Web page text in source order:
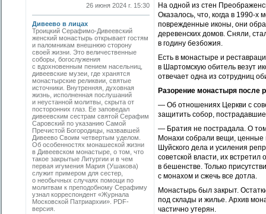
26 июня 2024 г. 15:30
Дивеево в лицах
Троицкий Серафимо-Дивеевский
женский монастырь открывает гостям
и паломникам внешнюю сторону
своей жизни. Это величественные
соборы, богослужения
с вдохновенным пением насельниц,
дивеевские музеи, где хранятся
монастырские реликвии, святые
источники. Внутренняя, духовная
жизнь, исполненная послушаний
и неустанной молитвы, скрыта от
посторонних глаз. Ее заповедал
дивеевским сестрам святой Серафим
Саровский по указанию Самой
Пречистой Богородицы, назвавшей
Дивеево Своим четвертым уделом.
Об особенностях монашеской жизни
в Дивеевском монастыре, о том, что
такое закрытые Литургии и в чем
первая игумения Мария (Ушакова)
служит примером для сестер,
о необычных случаях помощи по
молитвам к преподобному Серафиму
узнал корреспондент «Журнала
Московской Патриархии». PDF-
версия.
На одной из стен
Оказалось, что, когда в 1990-
поврежденные иконы, они
деревенских домов. Сняли,
в годину безбожия.
Есть в монастыре и
в Шартомскую обитель везут
отвечает одна из сотрудниц
Разорение монастыря после
— Об отношениях Церкви с
защитить собор,
— Братия не пострадала. О
Монахи собрали вещи, ценные
Шуйского дела и усиления
советской власти, их
в бешенстве. Только
с монахом и сжечь все дотла.
Монастырь был закрыт.
под склады и жилье. Архив
частично утерян.